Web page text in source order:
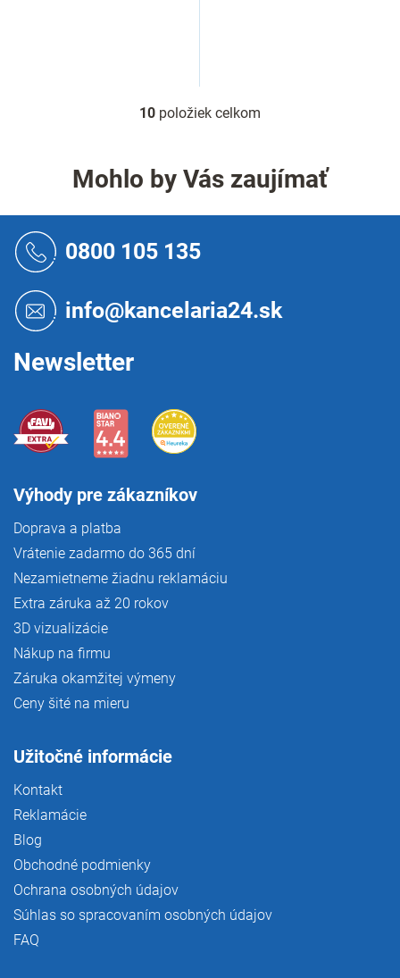
O
á
d
i
e
v
k
10 položiek celkom
Mohlo by Vás zaujímať
0800 105 135
info@kancelaria24.sk
Newsletter
Výhody pre zákazníkov
Doprava a platba
Vrátenie zadarmo do 365 dní
Nezamietneme žiadnu reklamáciu
Extra záruka až 20 rokov
3D vizualizácie
Nákup na firmu
Záruka okamžitej výmeny
Ceny šité na mieru
Užitočné informácie
Kontakt
Reklamácie
Blog
Obchodné podmienky
Ochrana osobných údajov
Súhlas so spracovaním osobných údajov
FAQ